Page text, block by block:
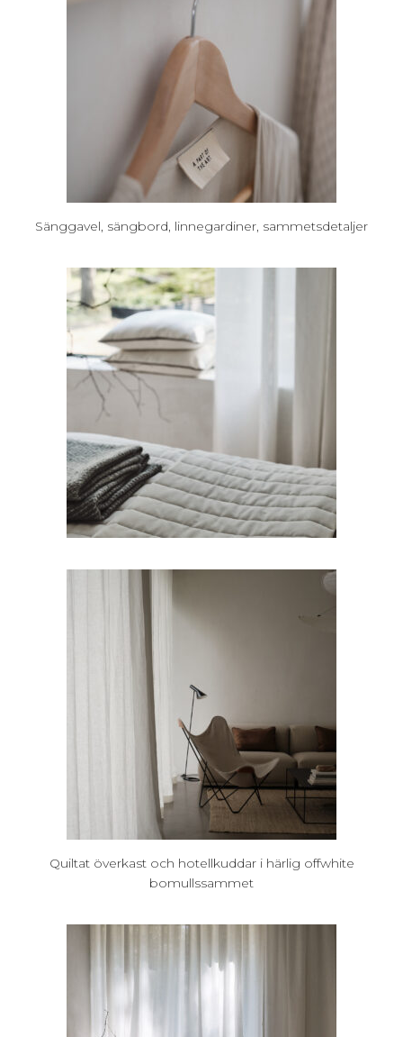
Sänggavel, sängbord, linnegardiner, sammetsdetaljer
Quiltat överkast och hotellkuddar i härlig offwhite
bomullssammet